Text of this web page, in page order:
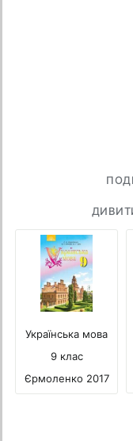
Українська мова
9 клас
Єрмоленко 2017